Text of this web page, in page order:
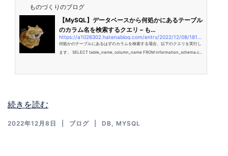
ものづくりのブログ
【MySQL】データベースから何処かにあるテーブル
のカラム名を検索するクエリ – も…
何処かのテーブルにあるはずのカラムを検索する場合、以下のクエリを実行し
ます。 SELECT table_name, column_name FROM information_schema.col
続きを読む
2022年12月8日 ブログ DB, MYSQL